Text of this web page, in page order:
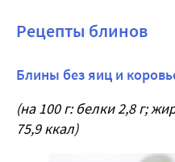
Рецепты блинов
Блины без яиц и
(на 100 г: белки 2,8 г;
75,9 ккал)